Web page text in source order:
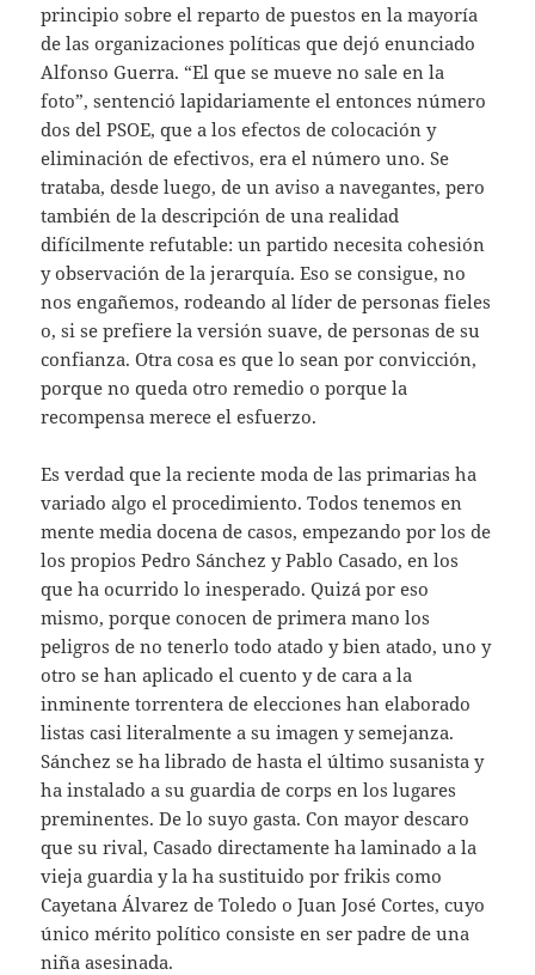
principio sobre el reparto de puestos en la mayoría
de las organizaciones políticas que dejó enunciado
Alfonso Guerra. “El que se mueve no sale en la
foto”, sentenció lapidariamente el entonces número
dos del PSOE, que a los efectos de colocación y
eliminación de efectivos, era el número uno. Se
trataba, desde luego, de un aviso a navegantes, pero
también de la descripción de una realidad
difícilmente refutable: un partido necesita cohesión
y observación de la jerarquía. Eso se consigue, no
nos engañemos, rodeando al líder de personas fieles
o, si se prefiere la versión suave, de personas de su
confianza. Otra cosa es que lo sean por convicción,
porque no queda otro remedio o porque la
recompensa merece el esfuerzo.
Es verdad que la reciente moda de las primarias ha
variado algo el procedimiento. Todos tenemos en
mente media docena de casos, empezando por los de
los propios Pedro Sánchez y Pablo Casado, en los
que ha ocurrido lo inesperado. Quizá por eso
mismo, porque conocen de primera mano los
peligros de no tenerlo todo atado y bien atado, uno y
otro se han aplicado el cuento y de cara a la
inminente torrentera de elecciones han elaborado
listas casi literalmente a su imagen y semejanza.
Sánchez se ha librado de hasta el último susanista y
ha instalado a su guardia de corps en los lugares
preminentes. De lo suyo gasta. Con mayor descaro
que su rival, Casado directamente ha laminado a la
vieja guardia y la ha sustituido por frikis como
Cayetana Álvarez de Toledo o Juan José Cortes, cuyo
único mérito político consiste en ser padre de una
niña asesinada.